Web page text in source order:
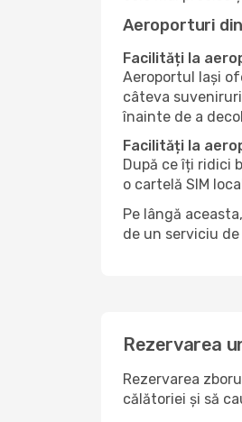
Aeroporturi
Facilități la
Aeroportul Iași
câteva
înainte de a
Facilități la
După ce îți ridici
o cartelă SIM
Pe lângă
de un serviciu
Rezervarea
Rezervarea
călătoriei și să